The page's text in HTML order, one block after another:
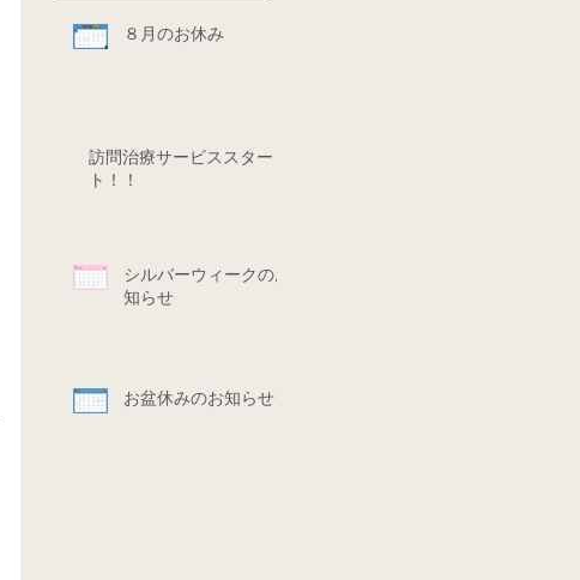
８月のお休み
訪問治療サービススター
ト！！
シルバーウィークのお
知らせ
お盆休みのお知らせ